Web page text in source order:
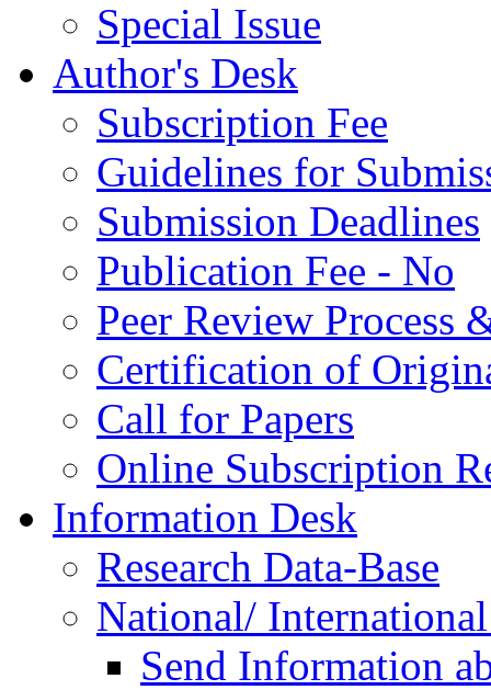
Special Issue
Author's Desk
Subscription Fee
Guidelines for
Submission Deadlines
Publication Fee - No
Peer Review Process
Certification of
Call for Papers
Online Subscription
Information Desk
Research Data-Base
National/
Send Information